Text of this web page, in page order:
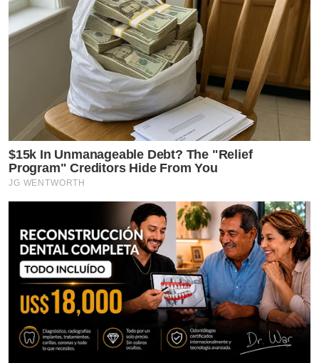
$15k In Unmanageable Debt? The "Relief
Program" Creditors Hide From You
JG WENTWORTH